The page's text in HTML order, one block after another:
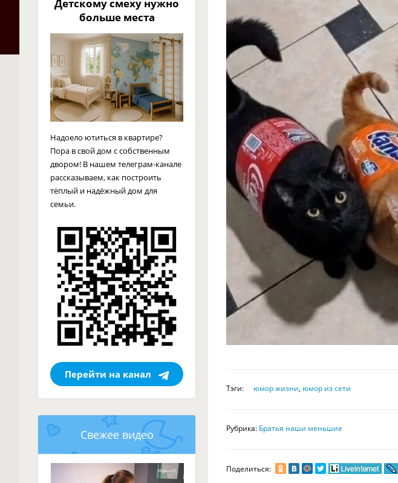
Тэги: юмор жизни, юмор из сети
Рубрика: Братья наши меньшие
Поделиться:
Детскому смеху нужно
больше места
Надоело ютиться в квартире?
Пора в свой дом с собственным
двором! В нашем телеграм-канале
рассказываем, как построить
тёплый и надёжный дом для
семьи.
Перейти на канал
Свежее видео